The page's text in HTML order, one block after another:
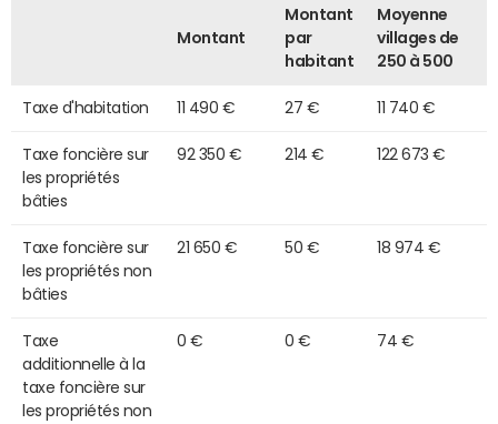
Montant
Montant
par
habitant
Moyenne
villages de
250 à 500
Taxe d'habitation 11 490 € 27 € 11 740 €
Taxe foncière sur
les propriétés
bâties
92 350 € 214 € 122 673 €
Taxe foncière sur
les propriétés non
bâties
21 650 € 50 € 18 974 €
Taxe
additionnelle à la
taxe foncière sur
les propriétés non
0 € 0 € 74 €